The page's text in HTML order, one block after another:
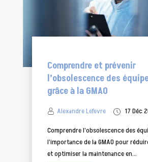
Comprendre et prévenir
l’obsolescence des
grâce à la GMAO
Alexandre Lefevre
17 Déc
Comprendre l’obsolescence des
l’importance de la GMAO pour
et optimiser la maintenance en...